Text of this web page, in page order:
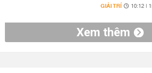
GIẢI TRÍ 10:12 |
Xem thêm